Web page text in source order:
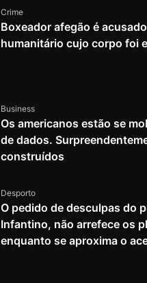
Crime
Boxeador afegão é
humanitário cujo corpo foi
Business
Os americanos estão se
de dados.
construídos
Desporto
O pedido de desculpas do
Infantino, não arrefece os
enquanto se aproxima o